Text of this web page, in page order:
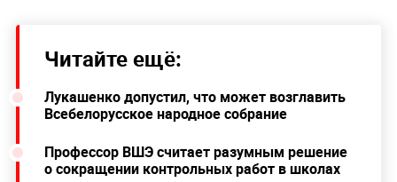
Читайте ещё:
Лукашенко допустил, что может возглавить
Всебелорусское народное собрание
Профессор ВШЭ считает разумным решение
о сокращении контрольных работ в школах